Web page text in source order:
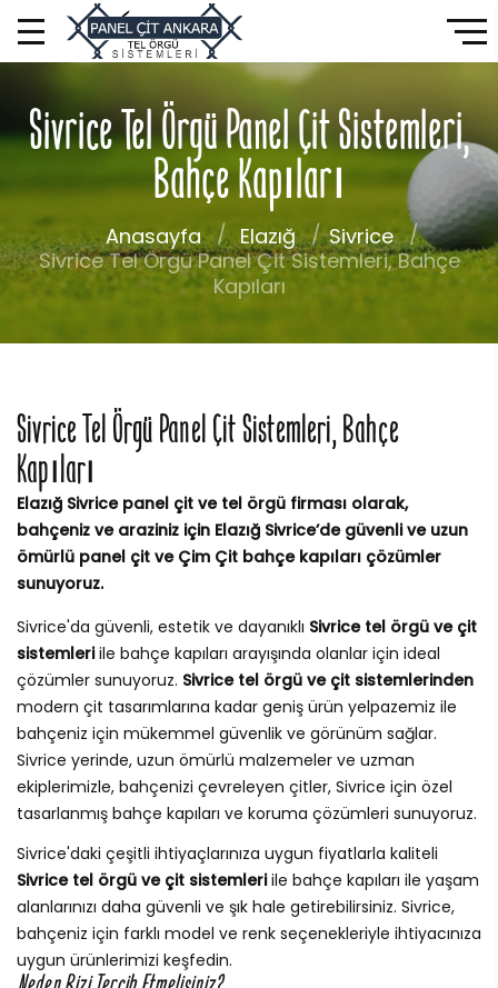
Sivrice Tel Örgü Panel Çit Sistemleri,
Bahçe Kapıları
Anasayfa Elazığ
Sivrice
Sivrice Tel Örgü Panel Çit Sistemleri, Bahçe
Kapıları
Sivrice Tel Örgü Panel Çit Sistemleri, Bahçe
Kapıları
Elazığ Sivrice panel çit ve tel örgü firması olarak,
bahçeniz ve araziniz için Elazığ Sivrice’de güvenli ve uzun
ömürlü panel çit ve Çim Çit bahçe kapıları çözümler
sunuyoruz.
Sivrice'da güvenli, estetik ve dayanıklı Sivrice tel örgü ve çit
sistemleriile bahçe kapıları arayışında olanlar için ideal
çözümler sunuyoruz. Sivrice tel örgü ve çit sistemlerinden
modern çit tasarımlarına kadar geniş ürün yelpazemiz ile
bahçeniz için mükemmel güvenlik ve görünüm sağlar.
Sivrice yerinde, uzun ömürlü malzemeler ve uzman
ekiplerimizle, bahçenizi çevreleyen çitler, Sivrice için özel
tasarlanmış bahçe kapıları ve koruma çözümleri sunuyoruz.
Sivrice'daki çeşitli ihtiyaçlarınıza uygun fiyatlarla kaliteli
Sivrice tel örgü ve çit sistemleriile bahçe kapıları ile yaşam
alanlarınızı daha güvenli ve şık hale getirebilirsiniz. Sivrice,
bahçeniz için farklı model ve renk seçenekleriyle ihtiyacınıza
uygun ürünlerimizi keşfedin.